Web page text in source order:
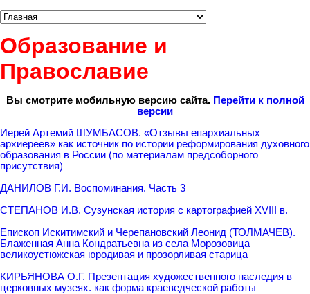
Образование и
Православие
Вы смотрите мобильную версию сайта. Перейти к полной
версии
Иерей Артемий ШУМБАСОВ. «Отзывы епархиальных
архиереев» как источник по истории реформирования духовного
образования в России (по материалам предсоборного
присутствия)
ДАНИЛОВ Г.И. Воспоминания. Часть 3
СТЕПАНОВ И.В. Сузунская история с картографией XVIII в.
Епископ Искитимский и Черепановский Леонид (ТОЛМАЧЕВ).
Блаженная Анна Кондратьевна из села Морозовица –
великоустюжская юродивая и прозорливая старица
КИРЬЯНОВА О.Г. Презентация художественного наследия в
церковных музеях. как форма краеведческой работы